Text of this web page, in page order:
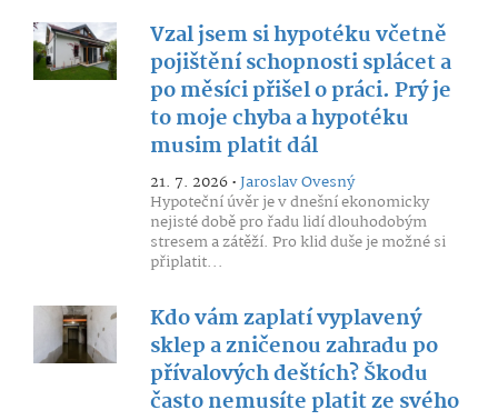
Vzal jsem si hypotéku včetně
pojištění schopnosti splácet a
po měsíci přišel o práci. Prý je
to moje chyba a hypotéku
musim platit dál
21. 7. 2026 •Jaroslav Ovesný
Hypoteční úvěr je v dnešní ekonomicky
nejisté době pro řadu lidí dlouhodobým
stresem a zátěží. Pro klid duše je možné si
připlatit...
Kdo vám zaplatí vyplavený
sklep a zničenou zahradu po
přívalových deštích? Škodu
často nemusíte platit ze svého